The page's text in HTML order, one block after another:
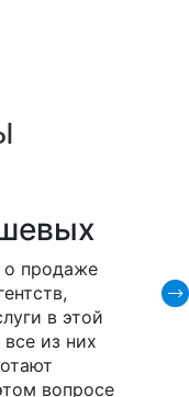
о продаже
в этой
из них
вопросе